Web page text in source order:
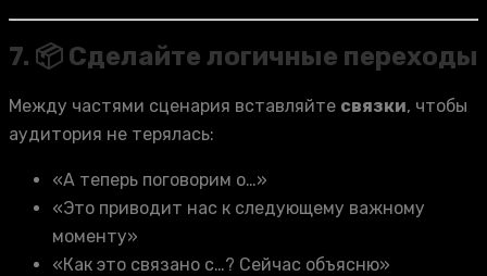
7. 📦 Сделайте логичные переходы
Между частями сценария вставляйте связки, чтобы
аудитория не терялась:
«А теперь поговорим о…»
«Это приводит нас к следующему важному
моменту»
«Как это связано с…? Сейчас объясню»